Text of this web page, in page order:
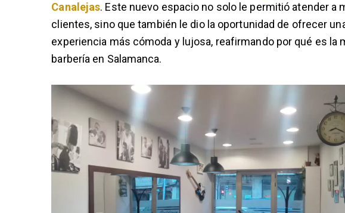
Canalejas. Este nuevo espacio no solo le permitió atender a
clientes, sino que también le dio la oportunidad de ofrecer
experiencia más cómoda y lujosa, reafirmando por qué es la
barbería en Salamanca.